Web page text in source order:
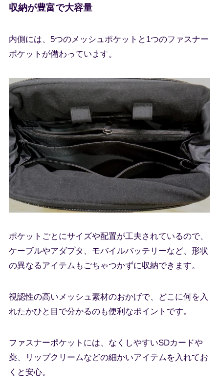
収納が豊富で大容量
内側には、5つのメッシュポケットと1つのファスナー
ポケットが備わっています。
ポケットごとにサイズや配置が工夫されているので、
ケーブルやアダプタ、モバイルバッテリーなど、形状
の異なるアイテムもごちゃつかずに収納できます。
視認性の高いメッシュ素材のおかげで、どこに何を入
れたかひと目で分かるのも便利なポイントです。
ファスナーポケットには、なくしやすいSDカードや
薬、リップクリームなどの細かいアイテムを入れてお
くと安心。